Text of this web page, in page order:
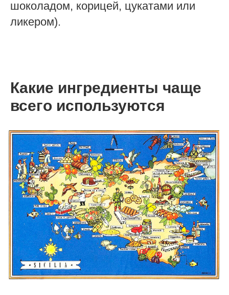
шоколадом, корицей, цукатами или
ликером).
Какие ингредиенты чаще
всего используются